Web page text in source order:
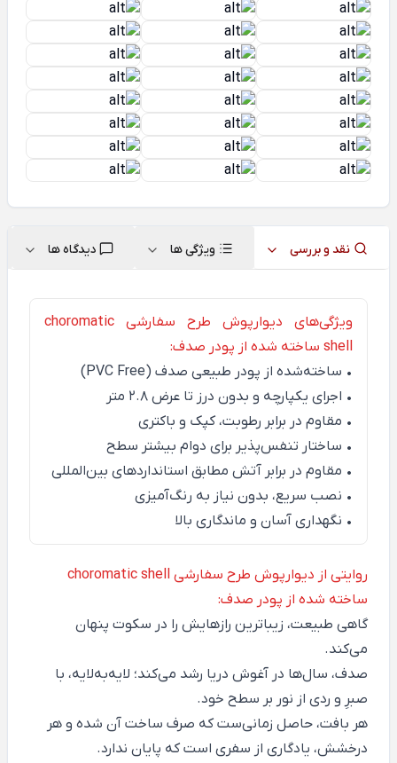
نقد و بررسی ویژگی ها دیدگاه ها
ویژگی‌های دیوارپوش طرح سفارشی choromatic
shell ساخته شده از پودر صدف:
• ساخته‌شده از پودر طبیعی صدف (PVC Free)
• اجرای یکپارچه و بدون درز تا عرض ۲.۸ متر
• مقاوم در برابر رطوبت، کپک و باکتری
• ساختار تنفس‌پذیر برای دوام بیشتر سطح
• مقاوم در برابر آتش مطابق استانداردهای بین‌المللی
• نصب سریع، بدون نیاز به رنگ‌آمیزی
• نگهداری آسان و ماندگاری بالا
روایتی از دیوارپوش طرح سفارشی choromatic shell
ساخته شده از پودر صدف:
گاهی طبیعت، زیباترین رازهایش را در سکوت پنهان
می‌کند.
صدف، سال‌ها در آغوش دریا رشد می‌کند؛ لایه‌به‌لایه، با
صبرِ و ردی از نور بر سطح خود.
هر بافت، حاصل زمانی‌ست که صرف ساخت آن شده و هر
درخشش، یادگاری از سفری است که پایان ندارد.